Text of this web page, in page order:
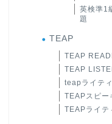
英検準1
題
TEAP
TEAP
TEAP
teapライテ
TEAPスピー
TEAPライテ